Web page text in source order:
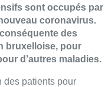
sont occupés par
coronavirus.
des
bruxelloise, pour
d’autres maladies.
des patients pour